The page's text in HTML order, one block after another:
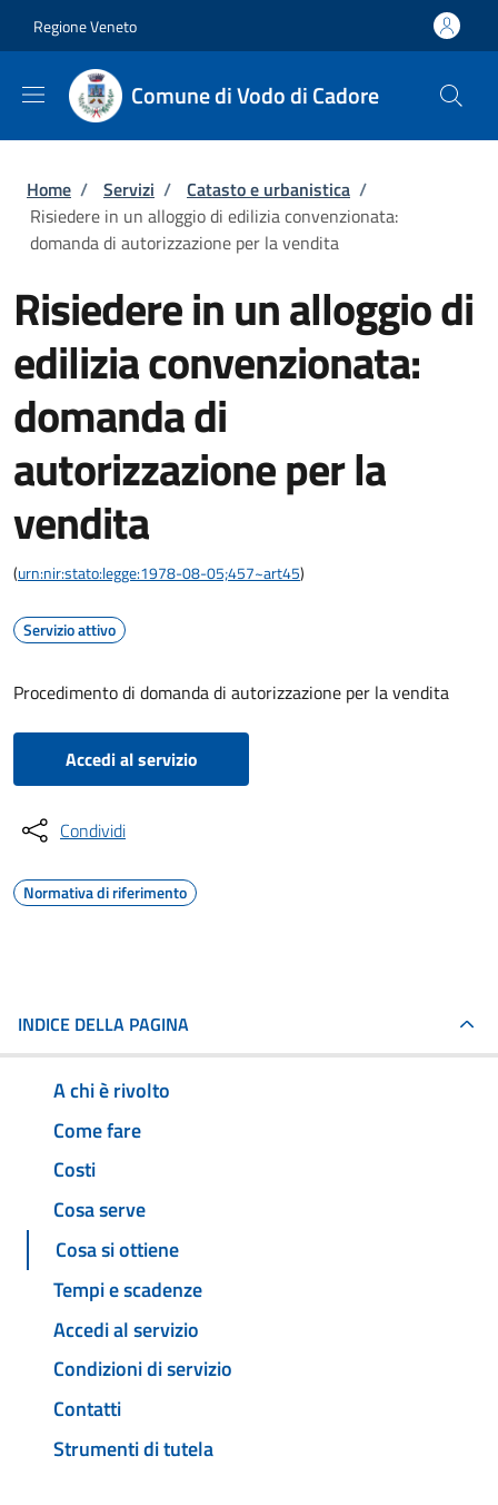
Regione Veneto
Comune di Vodo di Cadore
Briciole di pane
Home / Servizi / Catasto e urbanistica /
Risiedere in un alloggio di edilizia convenzionata:
domanda di autorizzazione per la vendita
Risiedere in un alloggio di
edilizia convenzionata:
domanda di
autorizzazione per la
vendita
(urn:nir:stato:legge:1978-08-05;457~art45)
Servizio attivo
Procedimento di domanda di autorizzazione per la vendita
Accedi al servizio
Condividi
Normativa di riferimento
INDICE DELLA PAGINA
A chi è rivolto
Come fare
Costi
Cosa serve
Cosa si ottiene
Tempi e scadenze
Accedi al servizio
Condizioni di servizio
Contatti
Strumenti di tutela